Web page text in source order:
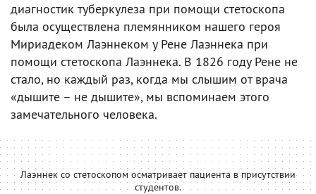
диагностик туберкулеза при помощи стетоскопа
была осуществлена племянником нашего героя
Мириадеком Лаэннеком у Рене Лаэннека при
помощи стетоскопа Лаэннека. В 1826 году Рене не
стало, но каждый раз, когда мы слышим от врача
«дышите – не дышите», мы вспоминаем этого
замечательного человека.
Лаэннек со стетоскопом осматривает пациента в присутствии
студентов.